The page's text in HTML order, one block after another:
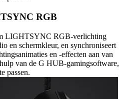
RGB
LIGHTSYNC RGB-verlichting
en schermkleur, en synchroniseert
en -effecten aan van
van de G HUB-gamingsoftware,
passen.